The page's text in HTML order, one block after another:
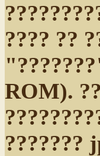
???? ??
ROM).
???????